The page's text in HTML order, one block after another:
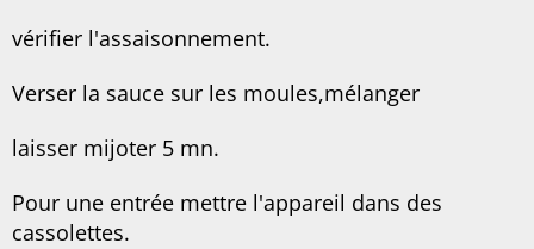
vérifier l'assaisonnement.
Verser la sauce sur les moules,mélanger
laisser mijoter 5 mn.
Pour une entrée mettre l'appareil dans des
cassolettes.